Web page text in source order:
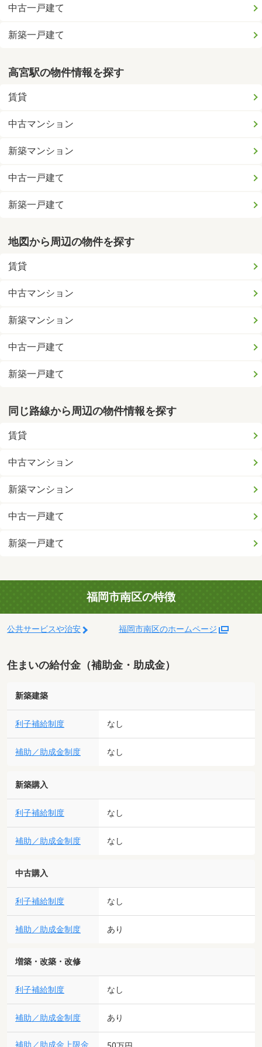
中古一戸建て
新築一戸建て
高宮駅の物件情報を探す
賃貸
中古マンション
新築マンション
中古一戸建て
新築一戸建て
地図から周辺の物件を探す
賃貸
中古マンション
新築マンション
中古一戸建て
新築一戸建て
同じ路線から周辺の物件情報を探す
賃貸
中古マンション
新築マンション
中古一戸建て
新築一戸建て
福岡市南区の特徴
公共サービスや治安 福岡市南区のホームページ
住まいの給付金（補助金・助成金）
新築建築
利子補給制度 なし
補助／助成金制度 なし
新築購入
利子補給制度 なし
補助／助成金制度 なし
中古購入
利子補給制度 なし
補助／助成金制度 あり
増築・改築・改修
利子補給制度 なし
補助／助成金制度 あり